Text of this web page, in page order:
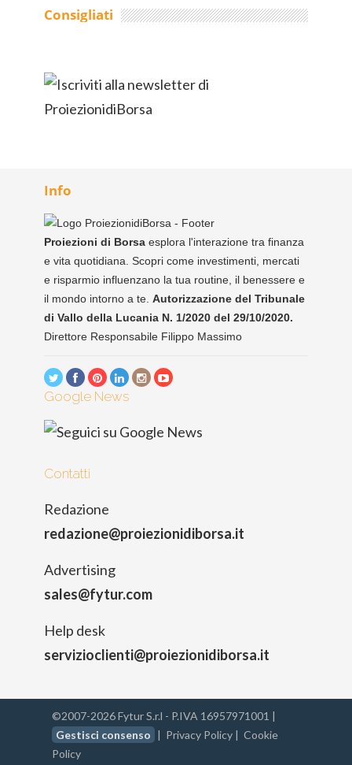
Consigliati
Info
Proiezioni di Borsa esplora l'interazione tra finanza
e vita quotidiana. Scopri come investimenti, mercati
e risparmio influenzano la tua routine, il benessere e
il mondo intorno a te. Autorizzazione del Tribunale
di Vallo della Lucania N. 1/2020 del 29/10/2020.
Direttore Responsabile Filippo Massimo
Google News
Contatti
Redazione
redazione@proiezionidiborsa.it
Advertising
sales@fytur.com
Help desk
servizioclienti@proiezionidiborsa.it
©2007-2026 Fytur S.r.l - P.IVA 16957971001 |
Gestisci consenso | Privacy Policy | Cookie
Policy